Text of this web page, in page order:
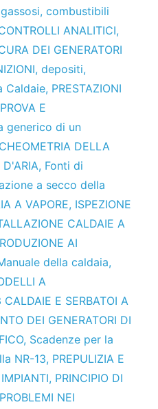
, combustibili
ANALITICI,
DEI GENERATORI
, depositi,
Caldaie, PRESTAZIONI
PROVA E
generico di un
DELLA
D'ARIA, Fonti di
a secco della
A VAPORE, ISPEZIONE
CALDAIE A
AI
della caldaia,
A
CALDAIE E SERBATOI A
DEI GENERATORI DI
, Scadenze per la
NR-13, PREPULIZIA E
, PRINCIPIO DI
NEI